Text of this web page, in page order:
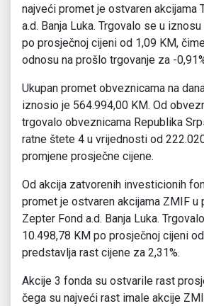
najveći promet je ostvaren akcijama
a.d. Banja Luka. Trgovalo se u
po prosječnoj cijeni od 1,09 KM,
odnosu na prošlo trgovanje za -
Ukupan promet obveznicama na
iznosio je 564.994,00 KM. Od
trgovalo obveznicama Republika
ratne štete 4 u vrijednosti od
promjene prosječne cijene.
Od akcija zatvorenih investicionih
promet je ostvaren akcijama ZMIF u
Zepter Fond a.d. Banja Luka.
10.498,78 KM po prosječnoj cijeni
predstavlja rast cijene za 2,31%.
Akcije 3 fonda su ostvarile rast
čega su najveći rast imale akcije